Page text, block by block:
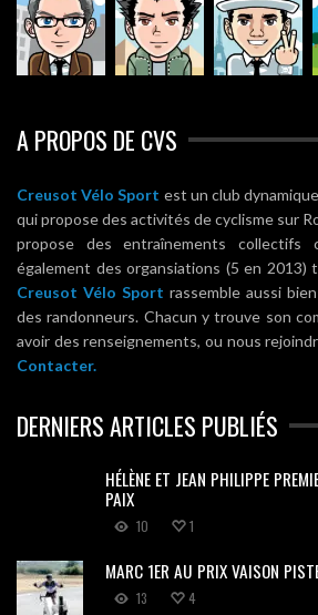
A PROPOS DE CVS
Creusot Vélo Sport est un club
qui propose des activités de cyclisme sur
propose des entraînements collectifs
également des organsiations (5 en 2013)
Creusot Vélo Sport rassemble aussi
des randonneurs. Chacun y trouve son
avoir des renseignements, ou nous
Contacter.
DERNIERS ARTICLES PUBLIÉS
HÉLÈNE ET JEAN PHILIPPE
PAIX
10 1
MARC 1ER AU PRIX VAISON
13 4